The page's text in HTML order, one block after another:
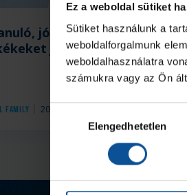
Ez a weboldal sütiket
Sütiket használunk a
weboldalforgalmunk
weboldalhasználatra
számukra vagy az Ön
Hozzájárulás
kiválasztásaElengedhetetlen
Family 2025. márc. 24.
jó sportoló”
jutalmaztunk